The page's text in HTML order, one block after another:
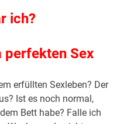
ich?
perfekten Sex
erfüllten Sexleben? Der
Ist es noch normal,
Bett habe? Falle ich